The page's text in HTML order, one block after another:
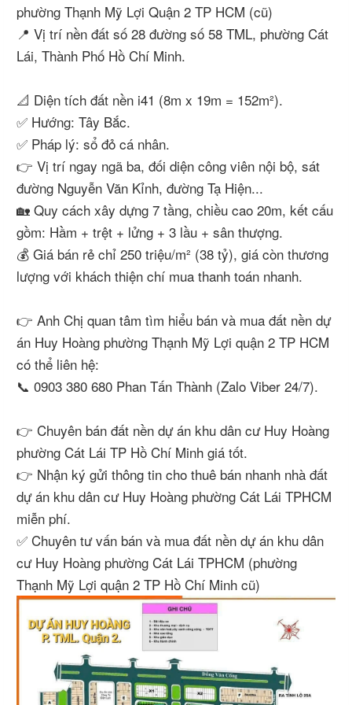
phường Thạnh Mỹ Lợi Quận 2 TP HCM (cũ)
📍 Vị trí nền đất số 28 đường số 58 TML, phường Cát
Lái, Thành Phố Hồ Chí Minh.
📐 Diện tích đất nền i41 (8m x 19m = 152m²).
✅ Hướng: Tây Bắc.
✅ Pháp lý: sổ đỏ cá nhân.
👉 Vị trí ngay ngã ba, đối diện công viên nội bộ, sát
đường Nguyễn Văn Kỉnh, đường Tạ Hiện...
🏡 Quy cách xây dựng 7 tầng, chiều cao 20m, kết cấu
gồm: Hầm + trệt + lửng + 3 lầu + sân thượng.
💰 Giá bán rẻ chỉ 250 triệu/m² (38 tỷ), giá còn thương
lượng với khách thiện chí mua thanh toán nhanh.
👉 Anh Chị quan tâm tìm hiểu bán và mua đất nền dự
án Huy Hoàng phường Thạnh Mỹ Lợi quận 2 TP HCM
có thể liên hệ:
📞 0903 380 680 Phan Tấn Thành (Zalo Viber 24/7).
👉 Chuyên bán đất nền dự án khu dân cư Huy Hoàng
phường Cát Lái TP Hồ Chí Minh giá tốt.
👉 Nhận ký gửi thông tin cho thuê bán nhanh nhà đất
dự án khu dân cư Huy Hoàng phường Cát Lái TPHCM
miễn phí.
✅ Chuyên tư vấn bán và mua đất nền dự án khu dân
cư Huy Hoàng phường Cát Lái TPHCM (phường
Thạnh Mỹ Lợi quận 2 TP Hồ Chí Minh cũ)